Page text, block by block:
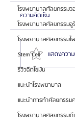
โรงพยาบาลศัลยกรรม
โรงพยาบาลศัลยกรรมอู
โรงพยาบาลศัลยกรรมไ
Stem Cell
รีวิวฉีดไขมัน
แนะนำโรงพยาบาล
แนะนำการทำศัลยกรรม
โรงพยาบาลศัลยกรรมดี
| โรงพยาบ
ความคิดเห็น
แสดงควา